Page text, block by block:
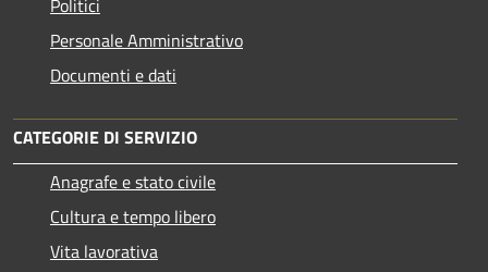
Politici
Personale Amministrativo
Documenti e dati
CATEGORIE DI SERVIZIO
Anagrafe e stato civile
Cultura e tempo libero
Vita lavorativa